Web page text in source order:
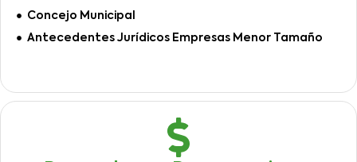
Concejo Municipal
Antecedentes Jurídicos Empresas Menor Tamaño